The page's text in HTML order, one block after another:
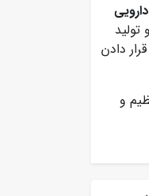
و تولید
دادن
و